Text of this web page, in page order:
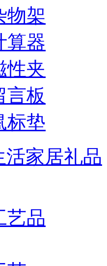
物架
算器
性夹
言板
标垫
活家居礼品
艺品